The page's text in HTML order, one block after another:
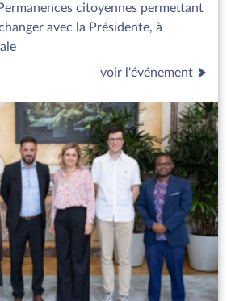
citoyennes permettant
avec la Présidente, à
voir l'événement